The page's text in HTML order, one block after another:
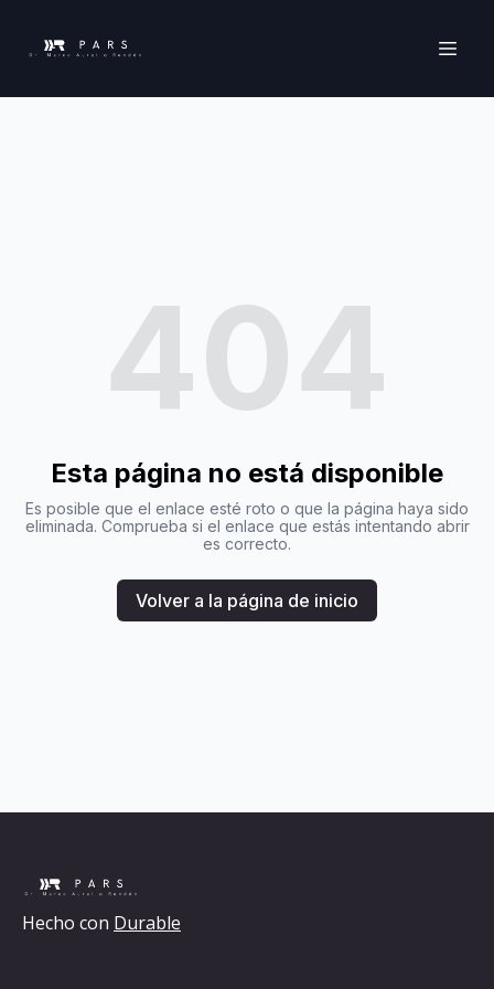
404
Esta página no está disponible
Es posible que el enlace esté roto o que la página haya sido
eliminada. Comprueba si el enlace que estás intentando abrir
es correcto.
Volver a la página de inicio
Hecho con Durable